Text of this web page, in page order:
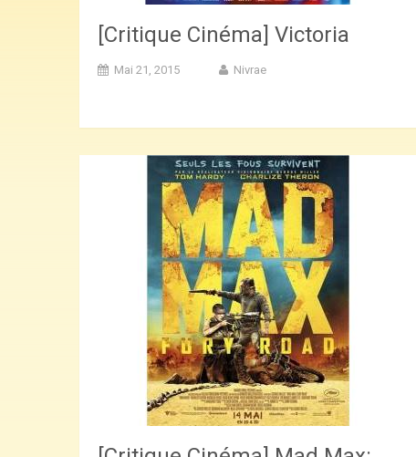
[Critique Cinéma] Victoria
Mai 21, 2015 Nivrae